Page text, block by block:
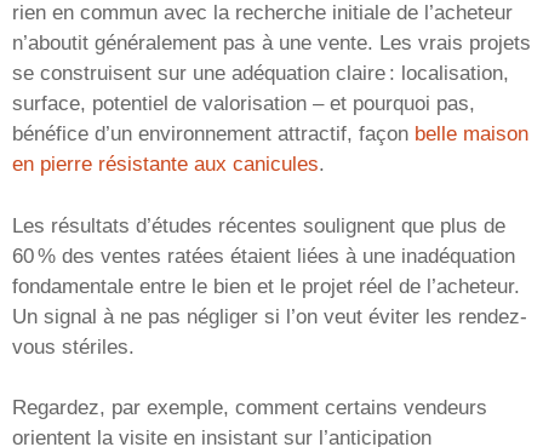
rien en commun avec la recherche initiale de l’acheteur
n’aboutit généralement pas à une vente. Les vrais projets
se construisent sur une adéquation claire : localisation,
surface, potentiel de valorisation – et pourquoi pas,
bénéfice d’un environnement attractif, façon belle maison
en pierre résistante aux canicules.
Les résultats d’études récentes soulignent que plus de
60 % des ventes ratées étaient liées à une inadéquation
fondamentale entre le bien et le projet réel de l’acheteur.
Un signal à ne pas négliger si l’on veut éviter les rendez-
vous stériles.
Regardez, par exemple, comment certains vendeurs
orientent la visite en insistant sur l’anticipation